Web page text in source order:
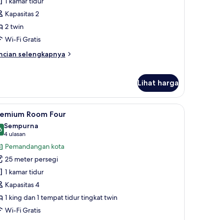
Kapasitas 2
2 twin
Wi-Fi Gratis
selengkapnya
Lihat harga
kerja, ruang kerja ramah laptop, dan tirai kedap cahaya
Premium Room Four | Brankas, meja kerja,
6 Room Four
dari 10
Sempurna
4 ulasan
(4
ulasan)
Pemandangan kota
25 meter persegi
1 kamar tidur
Kapasitas 4
1 king dan 1 tempat tidur tingkat twin
Wi-Fi Gratis